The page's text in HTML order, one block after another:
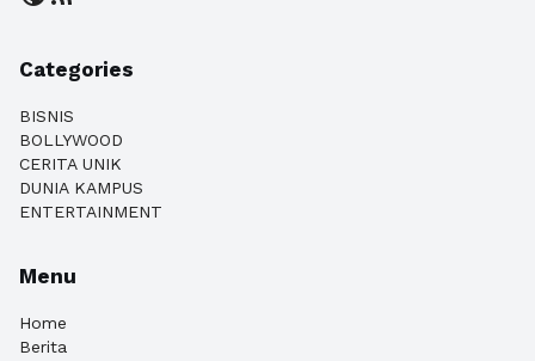
Categories
BISNIS
BOLLYWOOD
CERITA UNIK
DUNIA KAMPUS
ENTERTAINMENT
Menu
Home
Berita